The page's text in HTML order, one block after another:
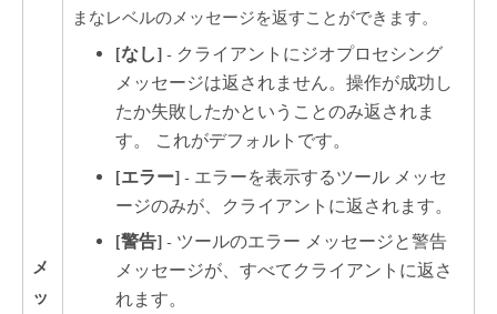
メ
ッ
まなレベルのメッセージを返すことができます。
[なし] - クライアントにジオプロセシング
メッセージは返されません。操作が成功し
たか失敗したかということのみ返されま
す。 これがデフォルトです。
[エラー] - エラーを表示するツール メッセ
ージのみが、クライアントに返されます。
[警告] - ツールのエラー メッセージと警告
メッセージが、すべてクライアントに返さ
れます。